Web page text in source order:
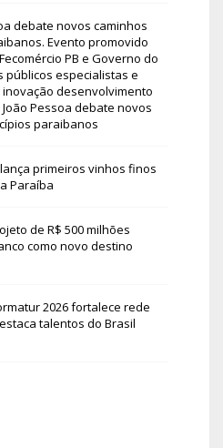
debate novos caminhos
Evento promovido
PB e Governo do
públicos especialistas e
desenvolvimento
Pessoa debate novos
paraibanos
primeiros vinhos finos
Paraíba
de R$ 500 milhões
como novo destino
2026 fortalece rede
talentos do Brasil